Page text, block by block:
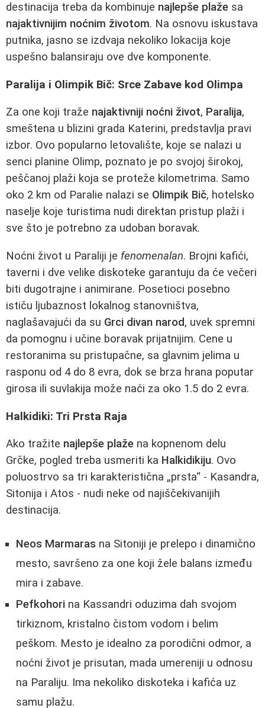
destinacija treba da kombinuje najlepše plaže sa
najaktivnijim noćnim životom. Na osnovu iskustava
putnika, jasno se izdvaja nekoliko lokacija koje
uspešno balansiraju ove dve komponente.
Paralija i Olimpik Bič: Srce Zabave kod Olimpa
Za one koji traže najaktivniji noćni život, Paralija,
smeštena u blizini grada Katerini, predstavlja pravi
izbor. Ovo popularno letovalište, koje se nalazi u
senci planine Olimp, poznato je po svojoj širokoj,
peščanoj plaži koja se proteže kilometrima. Samo
oko 2 km od Paralie nalazi se Olimpik Bič, hotelsko
naselje koje turistima nudi direktan pristup plaži i
sve što je potrebno za udoban boravak.
Noćni život u Paraliji je fenomenalan. Brojni kafići,
taverni i dve velike diskoteke garantuju da će večeri
biti dugotrajne i animirane. Posetioci posebno
ističu ljubaznost lokalnog stanovništva,
naglašavajući da su Grci divan narod, uvek spremni
da pomognu i učine boravak prijatnijim. Cene u
restoranima su pristupačne, sa glavnim jelima u
rasponu od 4 do 8 evra, dok se brza hrana poputar
girosa ili suvlakija može naći za oko 1.5 do 2 evra.
Halkidiki: Tri Prsta Raja
Ako tražite najlepše plaže na kopnenom delu
Grčke, pogled treba usmeriti ka Halkidikiju. Ovo
poluostrvo sa tri karakteristična „prsta“ - Kasandra,
Sitonija i Atos - nudi neke od najiščekivanijih
destinacija.
Neos Marmaras na Sitoniji je prelepo i dinamično
mesto, savršeno za one koji žele balans između
mira i zabave.
Pefkohori na Kassandri oduzima dah svojom
tirkiznom, kristalno čistom vodom i belim
peškom. Mesto je idealno za porodični odmor, a
noćni život je prisutan, mada umereniji u odnosu
na Paraliju. Ima nekoliko diskoteka i kafića uz
samu plažu.